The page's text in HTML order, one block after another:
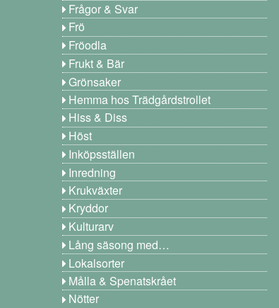
Frågor & Svar
Frö
Fröodla
Frukt & Bär
Grönsaker
Hemma hos Trädgårdstrollet
Hiss & Diss
Höst
Inköpsställen
Inredning
Krukväxter
Kryddor
Kulturarv
Lång säsong med…
Lokalsorter
Målla & Spenatskrået
Nötter